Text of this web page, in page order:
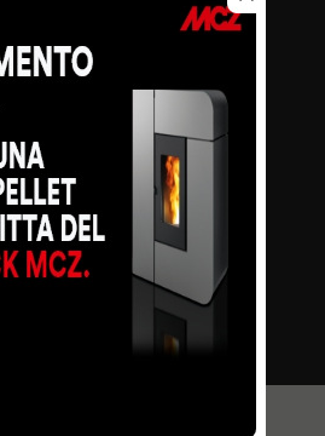
Policy
Note legali
Cookie
del sito
S.p.a. 2023-2026
n. 01791730938